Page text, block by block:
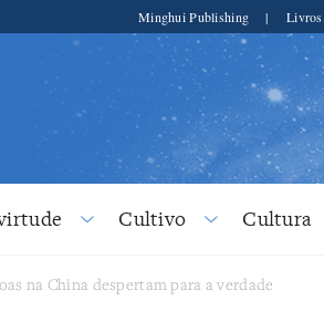
Minghui Publishing |
Cultivo Cultura
na China despertam para a verdade